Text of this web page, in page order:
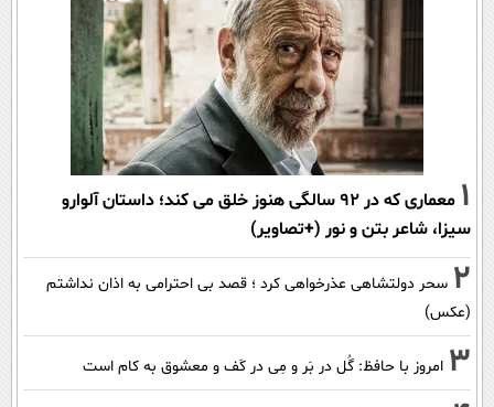
1
معماری که در 92 سالگی هنوز خلق می کند؛ داستان آلوارو
سیزا، شاعر بتن و نور (+تصاویر)
2 سحر دولتشاهی عذرخواهی کرد ؛ قصد بی احترامی به اذان نداشتم
(عکس)
3 امروز با حافظ: گُل در بَر و مِی در کَف و معشوق به کام است